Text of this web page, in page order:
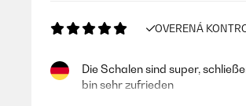
OVERENÁ
Die Schalen sind super,
bin sehr zufrieden